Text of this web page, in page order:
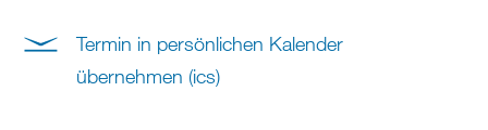
Termin in persönlichen Kalender
übernehmen (ics)